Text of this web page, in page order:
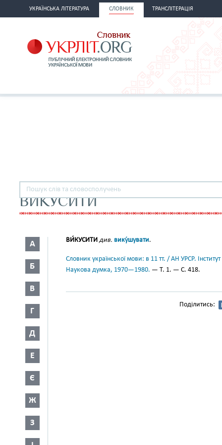
УКРАЇНСЬКА ЛІТЕРАТУРА СЛОВНИК ТРАНСЛІТЕРАЦІЯ
ВИКУСИТИ
А
Б
В
Г
Д
Е
Є
Ж
З
ВИ́КУСИТИ див. вику́шувати.
Словник української мови: в 11 тт. / АН УРСР.
Наукова думка, 1970—1980. — Т. 1. — С. 418.
Поділитись: